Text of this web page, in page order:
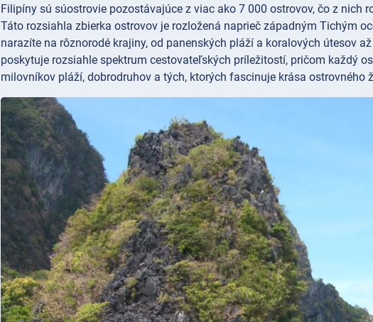
Filipíny sú súostrovie pozostávajúce z viac ako 7 000 ostrovov, čo z nich
Táto rozsiahla zbierka ostrovov je rozložená naprieč západným Tichým
narazíte na rôznorodé krajiny, od panenských pláží a koralových útesov
poskytuje rozsiahle spektrum cestovateľských príležitostí, pričom každý
milovníkov pláží, dobrodruhov a tých, ktorých fascinuje krása ostrovného